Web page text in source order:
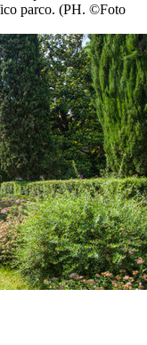
parco. (PH. ©Foto